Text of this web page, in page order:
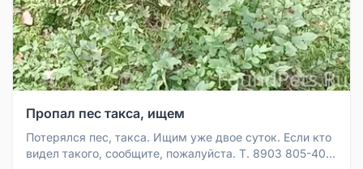
Пропал пес такса, ищем
Потерялся пес, такса. Ищим уже двое суток. Если кто
видел такого, сообщите, пожалуйста. Т. 8903 805-40-